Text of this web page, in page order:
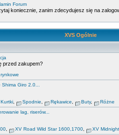
Forum
koniecznie, zanim zdecydujesz się na
XVS Ogólnie
przed zakupem?
Giro 2.0...
Kurtki Spodnie Rękawice Buty, Różne
lag, riserów...
XV Road Wild Star 1600,1700 XV